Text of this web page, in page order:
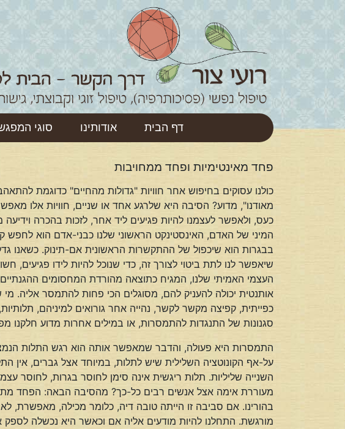
דף הבית אודותינו סוגי
פחד מאינטימיות ופחד ממחויבות
כולנו עסוקים בחיפוש אחר חוויות "גדולות מהחיים" כדוגמת
מאודנו", מדוע? הסיבה היא שלרגע אחד או שניים, חוויות אלו
כעס, ולאפשר לעצמנו להיות פגיעים ליד אחר, לזכות בהכרה
המיני של האדם, האינסטינקט הראשוני שלנו כבני-אדם הוא לחפש
בבגרות הוא שיכפול של ההתקשרות הראשונית אם-תינוק. כשאנו
שיאפשר לנו לתת ביטוי לצורך זה, כדי שנוכל להיות לידו פגיעים,
העצמי האמיתי שלנו, המגיח כתוצאה מהורדת המחסומים
אותנטית יכולה להעניק להם, מסוגלים הכי פחות להתמסר אליה.
כפייתית, קפיצה מקשר לקשר, נהייה אחר גורואים למיניהם,
סגנונות של התנגדות להתמסרות, או במילים אחרות מדוע חלקנו
התמסרות היא פעולה, והדבר שמאפשר אותה הוא רגש התלות
על-אף הקונוטציה השלילית שיש לתלות, במיוחד אצל גברים, אין
השנייה שליליות. תלות ריגשית אינה סימן לחוסר בגרות, לחוסר
מעוררת אימה אצל אנשים רבים כל-כך? מהסיבה הבאה: הפחד מתלות
בהורינו. אם סביבה זו הייתה טובה דיה, כלומר מכילה, מאפשרת,
מורגשת. התחלנו להיות מודעים אליה אם וכאשר היא נכשלה לספק